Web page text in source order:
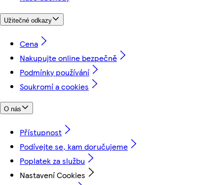
Užitečné odkazy
Cena
Nakupujte online bezpečně
Podmínky používání
Soukromí a cookies
O nás
Přístupnost
Podívejte se, kam doručujeme
Poplatek za službu
Nastavení Cookies